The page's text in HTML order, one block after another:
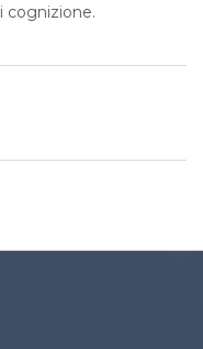
cognizione.